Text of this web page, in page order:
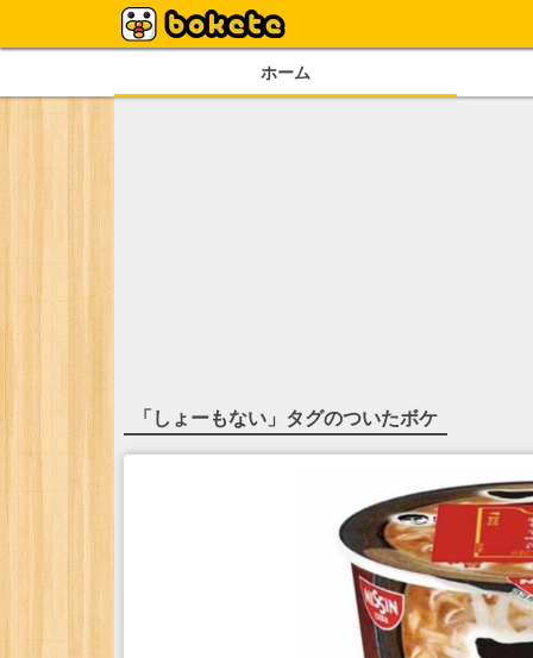
ホーム
「 しょーもない 」タグのついたボケ